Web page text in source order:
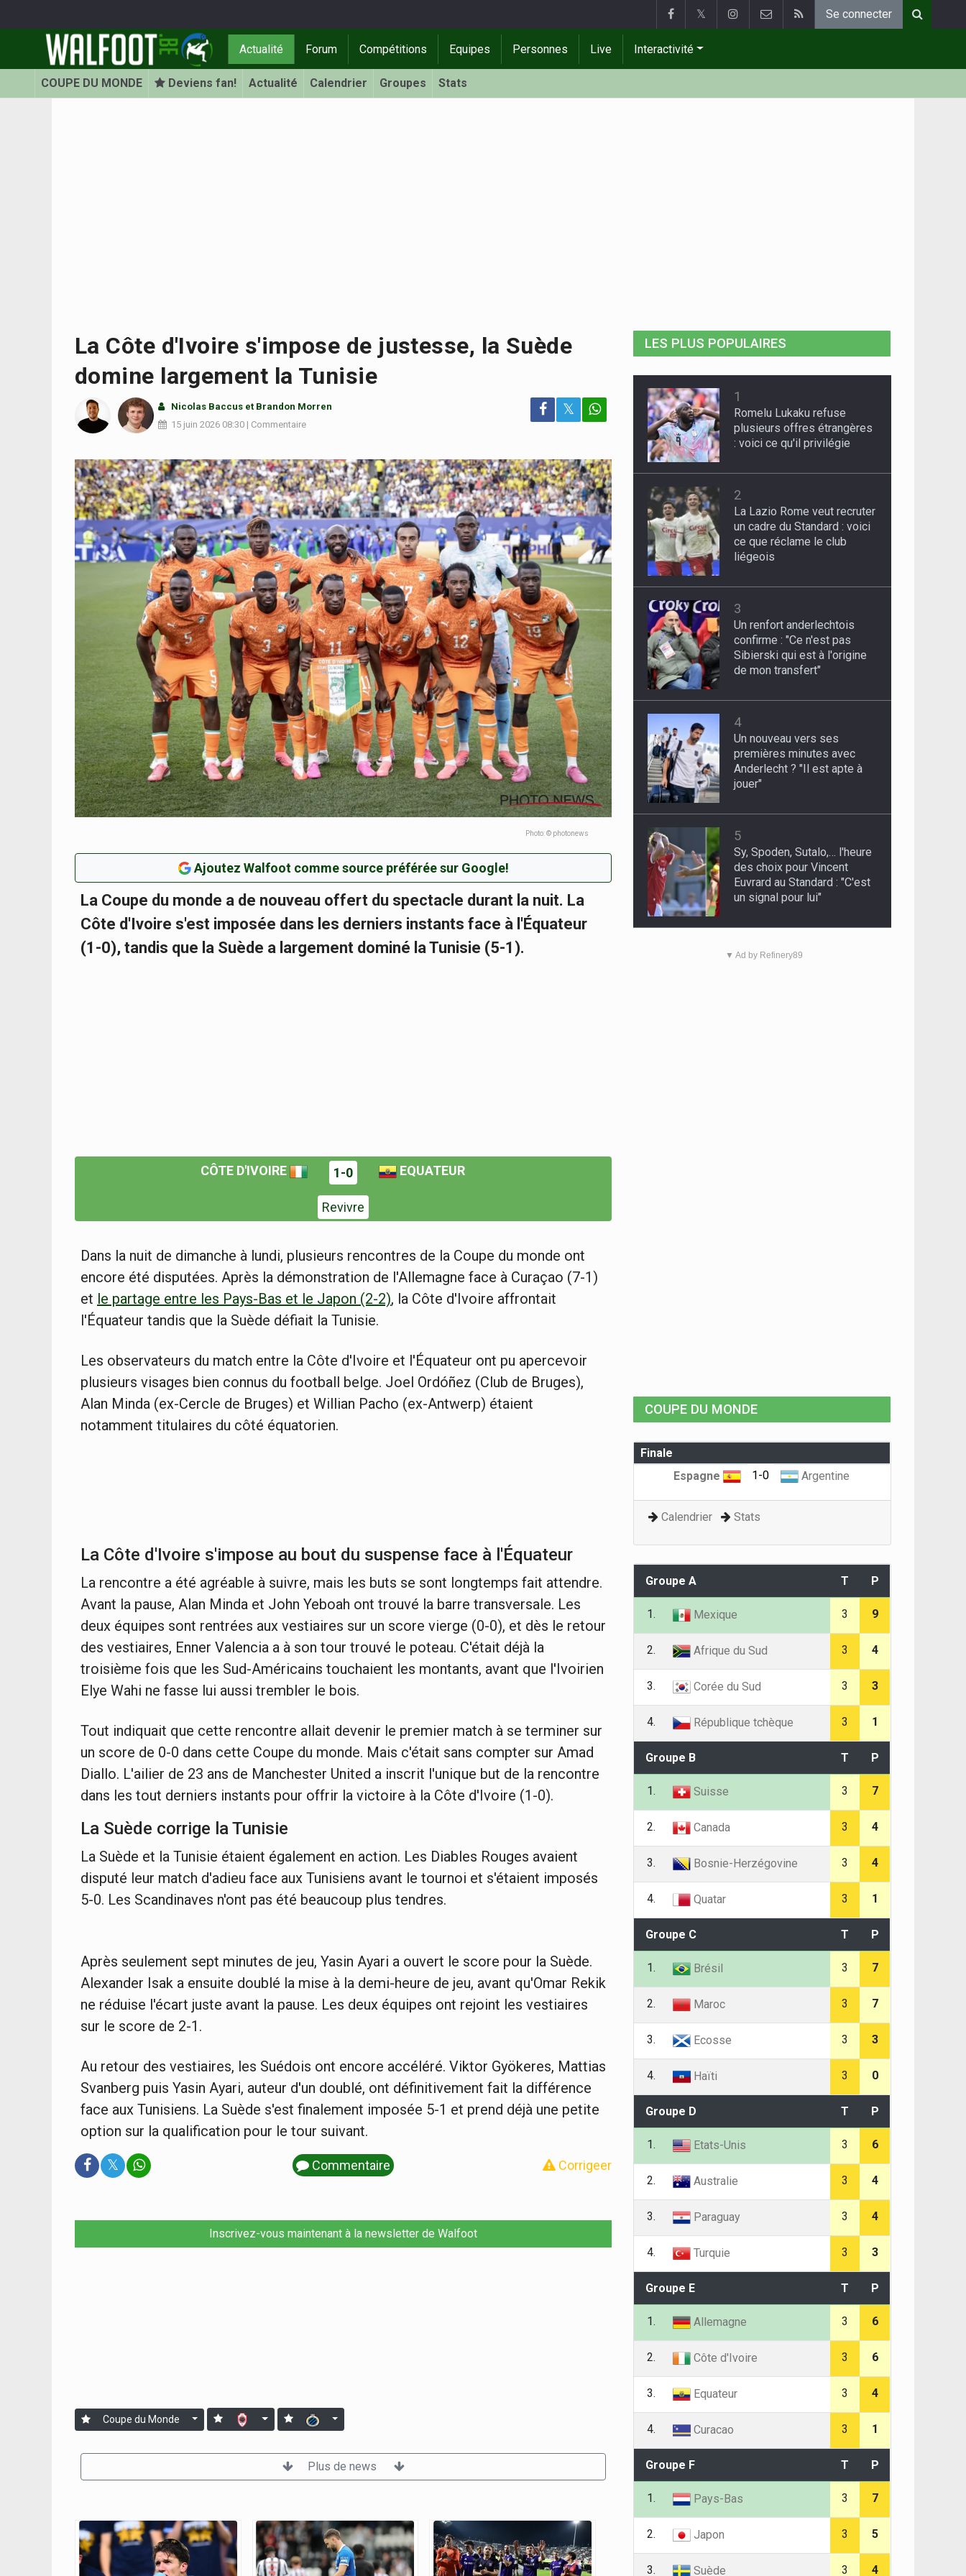
𝕏 Se connecter
Actualité Forum Compétitions Equipes Personnes Live Interactivité
COUPE DU MONDE Deviens fan! Actualité Calendrier Groupes Stats
La Côte d'Ivoire s'impose de justesse, la Suède
domine largement la Tunisie
Nicolas Baccus et Brandon Morren
15 juin 2026 08:30 | Commentaire
𝕏
Photo: © photonews
Ajoutez Walfoot comme source préférée sur Google!
La Coupe du monde a de nouveau offert du spectacle durant la nuit. La
Côte d'Ivoire s'est imposée dans les derniers instants face à l'Équateur
(1-0), tandis que la Suède a largement dominé la Tunisie (5-1).
CÔTE D'IVOIRE 1-0 EQUATEUR
Revivre
Dans la nuit de dimanche à lundi, plusieurs rencontres de la Coupe du monde ont
encore été disputées. Après la démonstration de l'Allemagne face à Curaçao (7-1)
et le partage entre les Pays-Bas et le Japon (2-2), la Côte d'Ivoire affrontait
l'Équateur tandis que la Suède défiait la Tunisie.
Les observateurs du match entre la Côte d'Ivoire et l'Équateur ont pu apercevoir
plusieurs visages bien connus du football belge. Joel Ordóñez (Club de Bruges),
Alan Minda (ex-Cercle de Bruges) et Willian Pacho (ex-Antwerp) étaient
notamment titulaires du côté équatorien.
La Côte d'Ivoire s'impose au bout du suspense face à l'Équateur
La rencontre a été agréable à suivre, mais les buts se sont longtemps fait attendre.
Avant la pause, Alan Minda et John Yeboah ont trouvé la barre transversale. Les
deux équipes sont rentrées aux vestiaires sur un score vierge (0-0), et dès le retour
des vestiaires, Enner Valencia a à son tour trouvé le poteau. C'était déjà la
troisième fois que les Sud-Américains touchaient les montants, avant que l'Ivoirien
Elye Wahi ne fasse lui aussi trembler le bois.
Tout indiquait que cette rencontre allait devenir le premier match à se terminer sur
un score de 0-0 dans cette Coupe du monde. Mais c'était sans compter sur Amad
Diallo. L'ailier de 23 ans de Manchester United a inscrit l'unique but de la rencontre
dans les tout derniers instants pour offrir la victoire à la Côte d'Ivoire (1-0).
La Suède corrige la Tunisie
La Suède et la Tunisie étaient également en action. Les Diables Rouges avaient
disputé leur match d'adieu face aux Tunisiens avant le tournoi et s'étaient imposés
5-0. Les Scandinaves n'ont pas été beaucoup plus tendres.
Après seulement sept minutes de jeu, Yasin Ayari a ouvert le score pour la Suède.
Alexander Isak a ensuite doublé la mise à la demi-heure de jeu, avant qu'Omar Rekik
ne réduise l'écart juste avant la pause. Les deux équipes ont rejoint les vestiaires
sur le score de 2-1.
Au retour des vestiaires, les Suédois ont encore accéléré. Viktor Gyökeres, Mattias
Svanberg puis Yasin Ayari, auteur d'un doublé, ont définitivement fait la différence
face aux Tunisiens. La Suède s'est finalement imposée 5-1 et prend déjà une petite
option sur la qualification pour le tour suivant.
𝕏 Commentaire Corrigeer
Inscrivez-vous maintenant à la newsletter de Walfoot
Coupe du Monde
Plus de news
LES PLUS POPULAIRES
1
Romelu Lukaku refuse
plusieurs offres étrangères
: voici ce qu'il privilégie
2
La Lazio Rome veut recruter
un cadre du Standard : voici
ce que réclame le club
liégeois
3
Un renfort anderlechtois
confirme : "Ce n'est pas
Sibierski qui est à l'origine
de mon transfert"
4
Un nouveau vers ses
premières minutes avec
Anderlecht ? "Il est apte à
jouer"
5
Sy, Spoden, Sutalo,… l'heure
des choix pour Vincent
Euvrard au Standard : "C'est
un signal pour lui"
▼ Ad by Refinery89
COUPE DU MONDE
Finale
Espagne
1-0 Argentine
Calendrier Stats
Groupe A T P
1. Mexique 3 9
2. Afrique du Sud 3 4
3. Corée du Sud 3 3
4. République tchèque 3 1
Groupe B T P
1. Suisse 3 7
2. Canada 3 4
3. Bosnie-Herzégovine 3 4
4. Quatar 3 1
Groupe C T P
1. Brésil 3 7
2. Maroc 3 7
3. Ecosse 3 3
4. Haïti 3 0
Groupe D T P
1. Etats-Unis 3 6
2. Australie 3 4
3. Paraguay 3 4
4. Turquie 3 3
Groupe E T P
1. Allemagne 3 6
2. Côte d'Ivoire 3 6
3. Equateur 3 4
4. Curacao 3 1
Groupe F T P
1. Pays-Bas 3 7
2. Japon 3 5
3. Suède 3 4